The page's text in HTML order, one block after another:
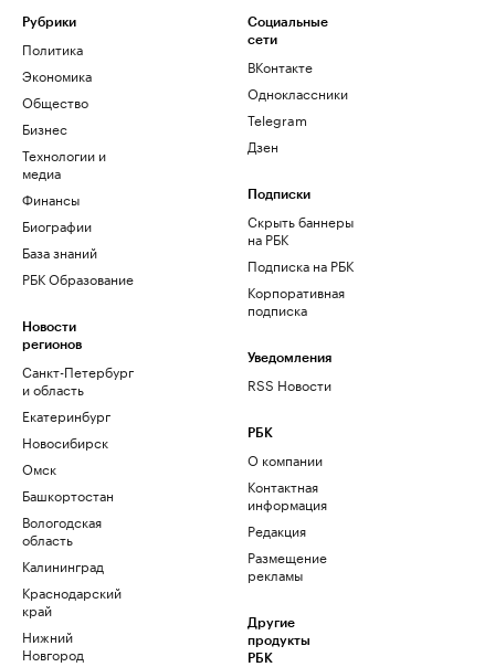
Рубрики
Политика
Экономика
Общество
Бизнес
Технологии и
медиа
Финансы
Биографии
База знаний
РБК Образование
Новости
регионов
Санкт-Петербург
и область
Екатеринбург
Новосибирск
Омск
Башкортостан
Вологодская
область
Калининград
Краснодарский
край
Нижний
Новгород
Социальные
сети
ВКонтакте
Одноклассники
Telegram
Дзен
Подписки
Скрыть баннеры
на РБК
Подписка на РБК
Корпоративная
подписка
Уведомления
RSS Новости
РБК
О компании
Контактная
информация
Редакция
Размещение
рекламы
Другие
продукты
РБК